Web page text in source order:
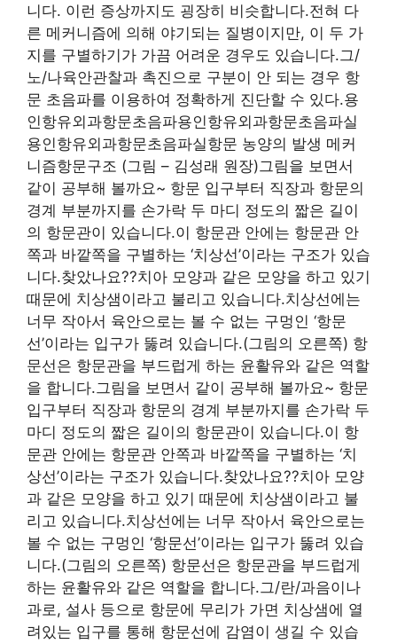
니다. 이런 증상까지도 굉장히 비슷합니다.전혀 다
른 메커니즘에 의해 야기되는 질병이지만, 이 두 가
지를 구별하기가 가끔 어려운 경우도 있습니다.그/
노/나육안관찰과 촉진으로 구분이 안 되는 경우 항
문 초음파를 이용하여 정확하게 진단할 수 있다.용
인항유외과항문초음파용인항유외과항문초음파실
용인항유외과항문초음파실항문 농양의 발생 메커
니즘항문구조 (그림 – 김성래 원장)그림을 보면서
같이 공부해 볼까요~ 항문 입구부터 직장과 항문의
경계 부분까지를 손가락 두 마디 정도의 짧은 길이
의 항문관이 있습니다.이 항문관 안에는 항문관 안
쪽과 바깥쪽을 구별하는 ‘치상선’이라는 구조가 있습
니다.찾았나요??치아 모양과 같은 모양을 하고 있기
때문에 치상샘이라고 불리고 있습니다.치상선에는
너무 작아서 육안으로는 볼 수 없는 구멍인 ‘항문
선’이라는 입구가 뚫려 있습니다.(그림의 오른쪽) 항
문선은 항문관을 부드럽게 하는 윤활유와 같은 역할
을 합니다.그림을 보면서 같이 공부해 볼까요~ 항문
입구부터 직장과 항문의 경계 부분까지를 손가락 두
마디 정도의 짧은 길이의 항문관이 있습니다.이 항
문관 안에는 항문관 안쪽과 바깥쪽을 구별하는 ‘치
상선’이라는 구조가 있습니다.찾았나요??치아 모양
과 같은 모양을 하고 있기 때문에 치상샘이라고 불
리고 있습니다.치상선에는 너무 작아서 육안으로는
볼 수 없는 구멍인 ‘항문선’이라는 입구가 뚫려 있습
니다.(그림의 오른쪽) 항문선은 항문관을 부드럽게
하는 윤활유와 같은 역할을 합니다.그/란/과음이나
과로, 설사 등으로 항문에 무리가 가면 치상샘에 열
려있는 입구를 통해 항문선에 감염이 생길 수 있습